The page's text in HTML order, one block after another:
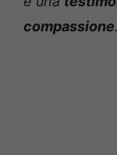
compassione